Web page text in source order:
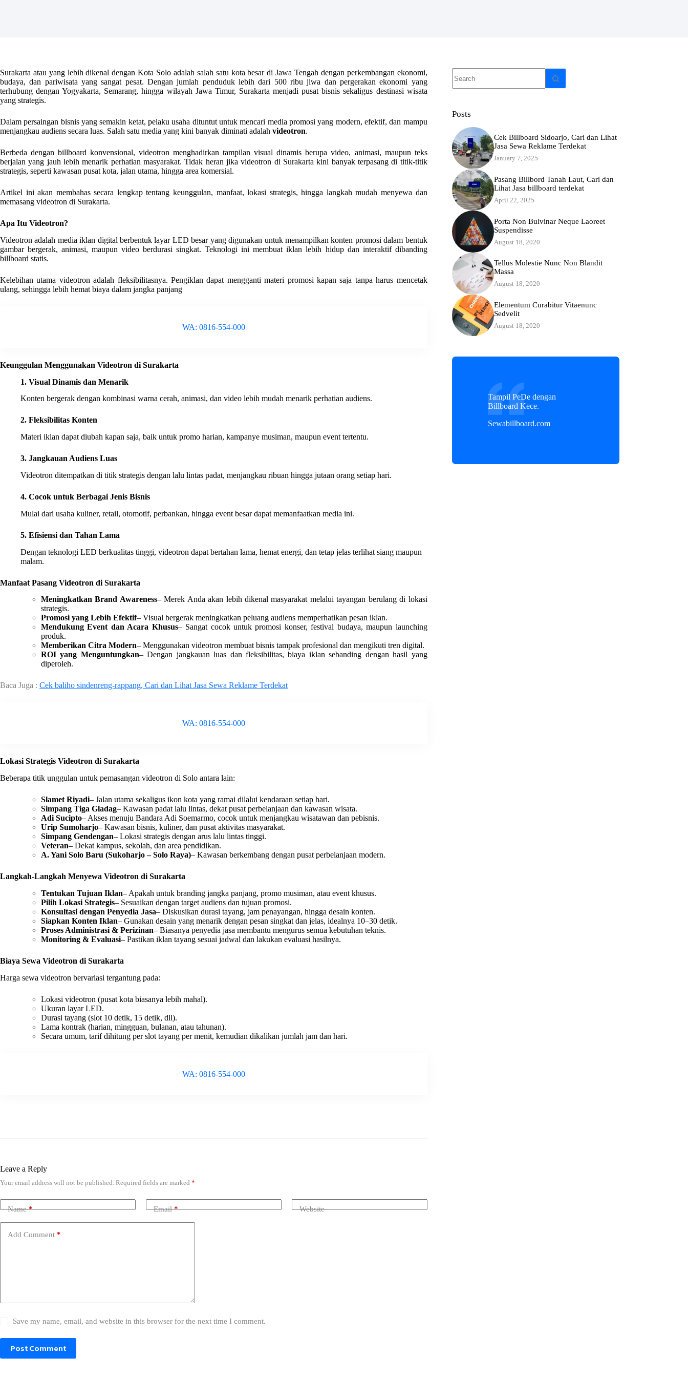
Surakarta atau yang lebih dikenal dengan Kota Solo adalah salah satu kota besar di Jawa Tengah dengan perkembangan ekonomi,
budaya, dan pariwisata yang sangat pesat. Dengan jumlah penduduk lebih dari 500 ribu jiwa dan pergerakan ekonomi yang
terhubung dengan Yogyakarta, Semarang, hingga wilayah Jawa Timur, Surakarta menjadi pusat bisnis sekaligus destinasi wisata
yang strategis.
Dalam persaingan bisnis yang semakin ketat, pelaku usaha dituntut untuk mencari media promosi yang modern, efektif, dan mampu
menjangkau audiens secara luas. Salah satu media yang kini banyak diminati adalah videotron.
Berbeda dengan billboard konvensional, videotron menghadirkan tampilan visual dinamis berupa video, animasi, maupun teks
berjalan yang jauh lebih menarik perhatian masyarakat. Tidak heran jika videotron di Surakarta kini banyak terpasang di titik-titik
strategis, seperti kawasan pusat kota, jalan utama, hingga area komersial.
Artikel ini akan membahas secara lengkap tentang keunggulan, manfaat, lokasi strategis, hingga langkah mudah menyewa dan
memasang videotron di Surakarta.
Apa Itu Videotron?
Videotron adalah media iklan digital berbentuk layar LED besar yang digunakan untuk menampilkan konten promosi dalam bentuk
gambar bergerak, animasi, maupun video berdurasi singkat. Teknologi ini membuat iklan lebih hidup dan interaktif dibanding
billboard statis.
Kelebihan utama videotron adalah fleksibilitasnya. Pengiklan dapat mengganti materi promosi kapan saja tanpa harus mencetak
ulang, sehingga lebih hemat biaya dalam jangka panjang
WA: 0816-554-000
Keunggulan Menggunakan Videotron di Surakarta
1. Visual Dinamis dan Menarik
Konten bergerak dengan kombinasi warna cerah, animasi, dan video lebih mudah menarik perhatian audiens.
2. Fleksibilitas Konten
Materi iklan dapat diubah kapan saja, baik untuk promo harian, kampanye musiman, maupun event tertentu.
3. Jangkauan Audiens Luas
Videotron ditempatkan di titik strategis dengan lalu lintas padat, menjangkau ribuan hingga jutaan orang setiap hari.
4. Cocok untuk Berbagai Jenis Bisnis
Mulai dari usaha kuliner, retail, otomotif, perbankan, hingga event besar dapat memanfaatkan media ini.
5. Efisiensi dan Tahan Lama
Dengan teknologi LED berkualitas tinggi, videotron dapat bertahan lama, hemat energi, dan tetap jelas terlihat siang maupun
malam.
Manfaat Pasang Videotron di Surakarta
Meningkatkan Brand Awareness– Merek Anda akan lebih dikenal masyarakat melalui tayangan berulang di lokasi
strategis.
Promosi yang Lebih Efektif– Visual bergerak meningkatkan peluang audiens memperhatikan pesan iklan.
Mendukung Event dan Acara Khusus– Sangat cocok untuk promosi konser, festival budaya, maupun launching
produk.
Memberikan Citra Modern– Menggunakan videotron membuat bisnis tampak profesional dan mengikuti tren digital.
ROI yang Menguntungkan– Dengan jangkauan luas dan fleksibilitas, biaya iklan sebanding dengan hasil yang
diperoleh.
Baca Juga : Cek baliho sindenreng-rappang, Cari dan Lihat Jasa Sewa Reklame Terdekat
WA: 0816-554-000
Lokasi Strategis Videotron di Surakarta
Beberapa titik unggulan untuk pemasangan videotron di Solo antara lain:
Slamet Riyadi– Jalan utama sekaligus ikon kota yang ramai dilalui kendaraan setiap hari.
Simpang Tiga Gladag– Kawasan padat lalu lintas, dekat pusat perbelanjaan dan kawasan wisata.
Adi Sucipto– Akses menuju Bandara Adi Soemarmo, cocok untuk menjangkau wisatawan dan pebisnis.
Urip Sumoharjo– Kawasan bisnis, kuliner, dan pusat aktivitas masyarakat.
Simpang Gendengan– Lokasi strategis dengan arus lalu lintas tinggi.
Veteran– Dekat kampus, sekolah, dan area pendidikan.
A. Yani Solo Baru (Sukoharjo – Solo Raya)– Kawasan berkembang dengan pusat perbelanjaan modern.
Langkah-Langkah Menyewa Videotron di Surakarta
Tentukan Tujuan Iklan– Apakah untuk branding jangka panjang, promo musiman, atau event khusus.
Pilih Lokasi Strategis– Sesuaikan dengan target audiens dan tujuan promosi.
Konsultasi dengan Penyedia Jasa– Diskusikan durasi tayang, jam penayangan, hingga desain konten.
Siapkan Konten Iklan– Gunakan desain yang menarik dengan pesan singkat dan jelas, idealnya 10–30 detik.
Proses Administrasi & Perizinan– Biasanya penyedia jasa membantu mengurus semua kebutuhan teknis.
Monitoring & Evaluasi– Pastikan iklan tayang sesuai jadwal dan lakukan evaluasi hasilnya.
Biaya Sewa Videotron di Surakarta
Harga sewa videotron bervariasi tergantung pada:
Lokasi videotron (pusat kota biasanya lebih mahal).
Ukuran layar LED.
Durasi tayang (slot 10 detik, 15 detik, dll).
Lama kontrak (harian, mingguan, bulanan, atau tahunan).
Secara umum, tarif dihitung per slot tayang per menit, kemudian dikalikan jumlah jam dan hari.
WA: 0816-554-000
Leave a Reply
Your email address will not be published. Required fields are marked *
Name* Email* Website
Add Comment *
Save my name, email, and website in this browser for the next time I comment.
Post Comment
results
Posts
Cek Billboard Sidoarjo, Cari dan Lihat
Jasa Sewa Reklame Terdekat
January 7, 2025
Pasang Billbord Tanah Laut, Cari dan
Lihat Jasa billboard terdekat
April 22, 2025
Porta Non Bulvinar Neque Laoreet
Suspendisse
August 18, 2020
Tellus Molestie Nunc Non Blandit
Massa
August 18, 2020
Elementum Curabitur Vitaenunc
Sedvelit
August 18, 2020
Tampil PeDe dengan
Billboard Kece.
Sewabillboard.com